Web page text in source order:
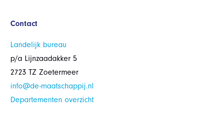
Contact
Landelijk bureau
p/a Lijnzaadakker 5
2723 TZ Zoetermeer
info@de-maatschappij.nl
Departementen overzicht